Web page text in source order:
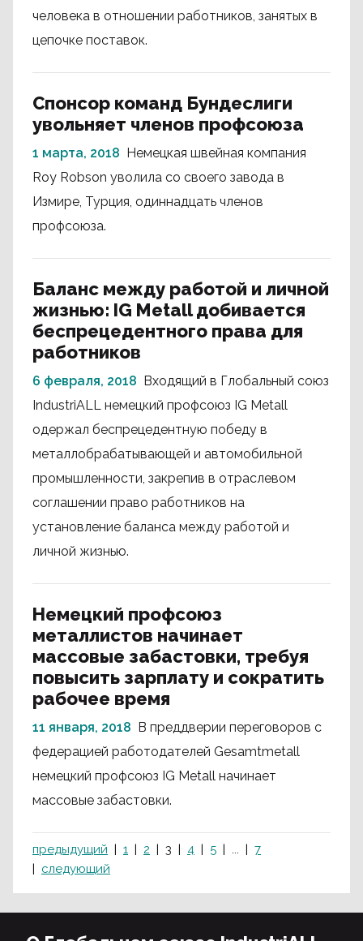
человека в отношении работников, занятых в
цепочке поставок.
Спонсор команд Бундеслиги
увольняет членов профсоюза
1 марта, 2018 Немецкая швейная компания
Roy Robson уволила со своего завода в
Измире, Турция, одиннадцать членов
профсоюза.
Баланс между работой и личной
жизнью: IG Metall добивается
беспрецедентного права для
работников
6 февраля, 2018 Входящий в Глобальный союз
IndustriALL немецкий профсоюз IG Metall
одержал беспрецедентную победу в
металлобрабатывающей и автомобильной
промышленности, закрепив в отраслевом
соглашении право работников на
установление баланса между работой и
личной жизнью.
Немецкий профсоюз
металлистов начинает
массовые забастовки, требуя
повысить зарплату и сократить
рабочее время
11 января, 2018 В преддверии переговоров с
федерацией работодателей Gesamtmetall
немецкий профсоюз IG Metall начинает
массовые забастовки.
предыдущий 1 2 3 4 5 ...
7
следующий